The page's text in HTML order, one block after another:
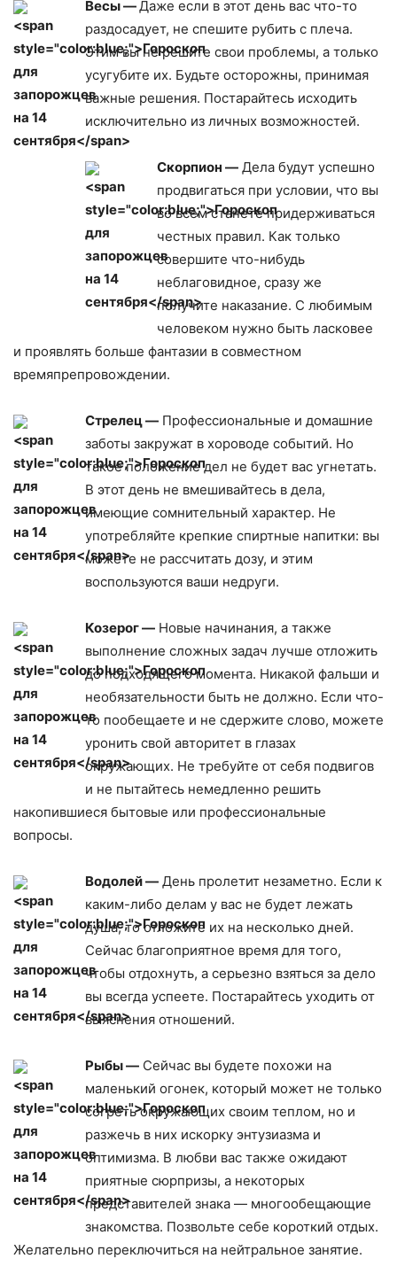
Весы —Даже если в этот день вас что-то
раздосадует, не спешите рубить с плеча.
Этим вы не решите свои проблемы, а только
усугубите их. Будьте осторожны, принимая
важные решения. Постарайтесь исходить
исключительно из личных возможностей.
Скорпион — Дела будут успешно
продвигаться при условии, что вы
во всем станете придерживаться
честных правил. Как только
совершите что-нибудь
неблаговидное, сразу же
получите наказание. С любимым
человеком нужно быть ласковее
и проявлять больше фантазии в совместном
времяпрепровождении.
Стрелец — Профессиональные и домашние
заботы закружат в хороводе событий. Но
такое положение дел не будет вас угнетать.
В этот день не вмешивайтесь в дела,
имеющие сомнительный характер. Не
употребляйте крепкие спиртные напитки: вы
можете не рассчитать дозу, и этим
воспользуются ваши недруги.
Козерог — Новые начинания, а также
выполнение сложных задач лучше отложить
до подходящего момента. Никакой фальши и
необязательности быть не должно. Если что-
то пообещаете и не сдержите слово, можете
уронить свой авторитет в глазах
окружающих. Не требуйте от себя подвигов
и не пытайтесь немедленно решить
накопившиеся бытовые или профессиональные
вопросы.
Водолей — День пролетит незаметно. Если к
каким-либо делам у вас не будет лежать
душа, то отложите их на несколько дней.
Сейчас благоприятное время для того,
чтобы отдохнуть, а серьезно взяться за дело
вы всегда успеете. Постарайтесь уходить от
выяснения отношений.
Рыбы — Сейчас вы будете похожи на
маленький огонек, который может не только
согреть окружающих своим теплом, но и
разжечь в них искорку энтузиазма и
оптимизма. В любви вас также ожидают
приятные сюрпризы, а некоторых
представителей знака — многообещающие
знакомства. Позвольте себе короткий отдых.
Желательно переключиться на нейтральное занятие.